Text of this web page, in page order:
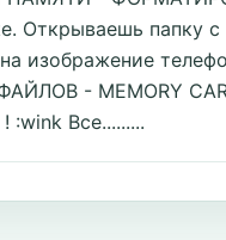
Открываешь папку
изображение
- MEMORY
Все.........